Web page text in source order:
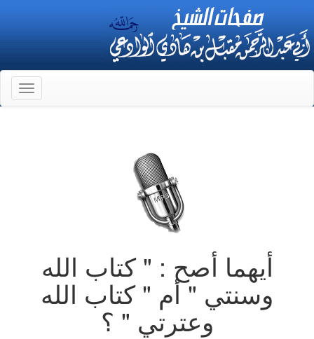
أيهما أصح : " كتاب الله
وسنتي " أم " كتاب الله
وعترتي " ؟